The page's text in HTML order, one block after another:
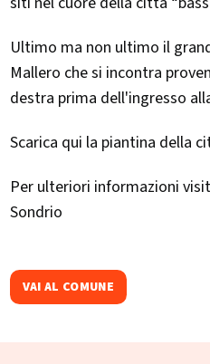
Ultimo ma non ultimo il
Mallero che si incontra
destra prima dell'ingresso
Scarica qui la piantina della
Per ulteriori informazioni
Sondrio
VAI AL COMUNE